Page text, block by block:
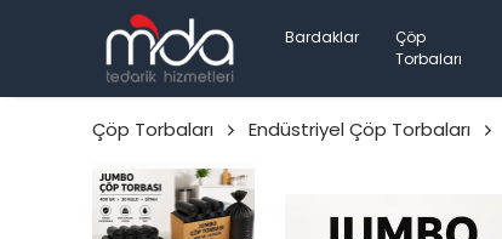
Bardaklar
Çöp
Torbaları
Çöp Torbaları Endüstriyel Çöp Torbaları